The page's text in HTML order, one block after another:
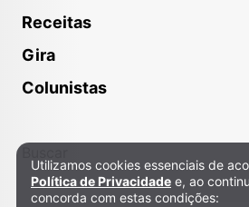
Receitas
Gira
Colunistas
Política de Privacidade e Cookies
Utilizamos cookies essenciais de
Política de Privacidade e, ao
concorda com estas condições: